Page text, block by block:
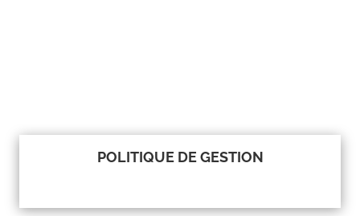
POLITIQUE DE GESTION